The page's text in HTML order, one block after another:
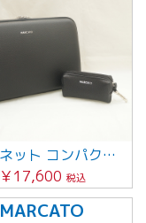
クラリネット コンパクトケース・ミニポーチ付 （ブラック）
￥17,600 税込
MARCATO